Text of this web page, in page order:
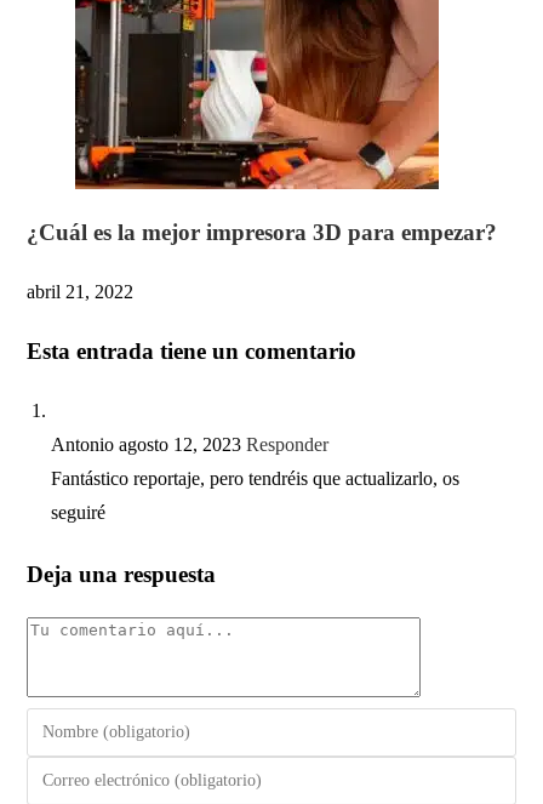
¿Cuál es la mejor impresora 3D para empezar?
abril 21, 2022
Esta entrada tiene un comentario
Antonioagosto 12, 2023 Responder
Fantástico reportaje, pero tendréis que actualizarlo, os
seguiré
Deja una respuesta